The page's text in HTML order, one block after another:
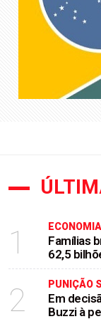
1 ECONOMIA
Famílias
62,5
2 PUNIÇÃO
Em
Buzzi à